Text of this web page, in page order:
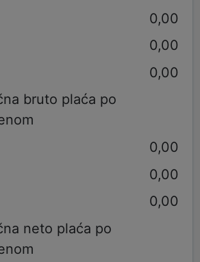
0,00
0,00
0,00
bruto plaća po
0,00
0,00
0,00
neto plaća po